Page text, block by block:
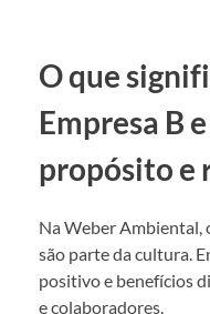
O que
Empresa B
propósito e
Na Weber Ambiental,
são parte da cultura.
positivo e benefícios
e colaboradores.